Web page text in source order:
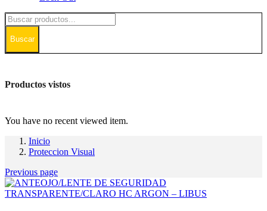
Buscar
Productos vistos
You have no recent viewed item.
Inicio
Proteccion Visual
Previous page